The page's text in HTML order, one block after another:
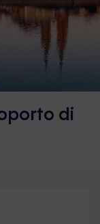
di